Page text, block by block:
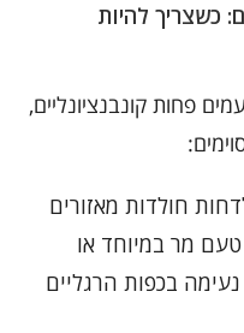
כשצריך להיות
פחות קונבנציונליים,
חולדות מאזורים
טעם מר במיוחד או
בכפות הרגליים